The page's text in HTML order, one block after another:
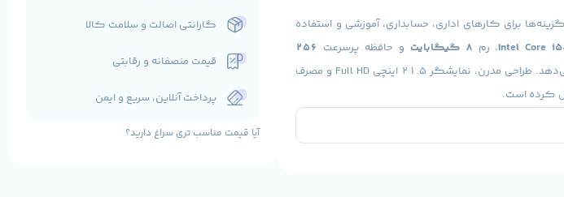
برای کارهای اداری، حسابداری، آموزشی و استفاده
Intel Core، رم 8 گیگابایت و حافظه پرسرعت 256
، سرعت و پایداری فوق‌العاده‌ای را ارائه می‌دهد. طراحی مدرن، نمایشگر 21.5 اینچی Full HD و مصرف
کرده است.
گارانتی اصالت و سلامت کالا
قیمت منصفانه و رقابتی
پرداخت آنلاین، سریع و ایمن
آیا قیمت مناسب تری سراغ دارید؟